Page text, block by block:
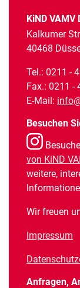
KiND
Kalkumer
40468
Tel.: 0211 -
Fax.: 0211 -
E-Mail:
Besuchen
von KiND
weitere,
Wir freuen
Impressum
Anfragen,